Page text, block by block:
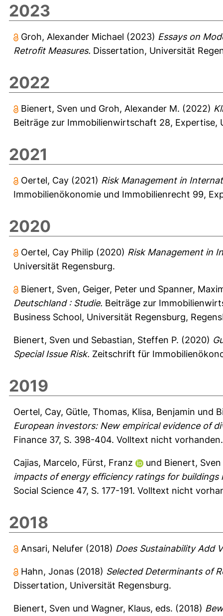
2023
Groh, Alexander Michael (2023) Essays on
Retrofit Measures. Dissertation, Universität
2022
Bienert, Sven und Groh, Alexander M. (2022)
Beiträge zur Immobilienwirtschaft 28, Expertise,
2021
Oertel, Cay (2021) Risk Management in
Immobilienökonomie und Immobilienrecht 99,
2020
Oertel, Cay Philip (2020) Risk Management in
Universität Regensburg.
Bienert, Sven, Geiger, Peter und Spanner,
Deutschland : Studie. Beiträge zur
Business School, Universität Regensburg,
Bienert, Sven und Sebastian, Steffen P. (2020)
Special Issue Risk. Zeitschrift für
2019
Oertel, Cay, Gütle, Thomas, Klisa, Benjamin und
European investors: New empirical evidence of
Finance 37, S. 398-404. Volltext nicht vorhanden.
Cajias, Marcelo, Fürst, Franz und Bienert, Sven
impacts of energy efficiency ratings for buildings
Social Science 47, S. 177-191. Volltext nicht
2018
Ansari, Nelufer (2018) Does Sustainability Add
Hahn, Jonas (2018) Selected Determinants of
Dissertation, Universität Regensburg.
Bienert, Sven und Wagner, Klaus, eds. (2018)